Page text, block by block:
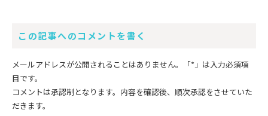
この記事へのコメントを書く
メールアドレスが公開されることはありません。 「*」 は入力必須項
目です。
コメントは承認制となります。内容を確認後、順次承認をさせていた
だきます。